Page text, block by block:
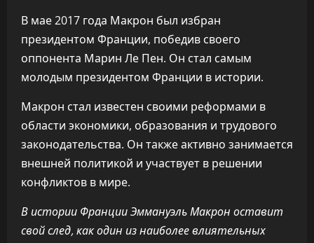
В мае 2017 года Макрон был избран
президентом Франции, победив своего
оппонента Марин Ле Пен. Он стал самым
молодым президентом Франции в истории.
Макрон стал известен своими реформами в
области экономики, образования и трудового
законодательства. Он также активно занимается
внешней политикой и участвует в решении
конфликтов в мире.
В истории Франции Эммануэль Макрон оставит
свой след, как один из наиболее влиятельных